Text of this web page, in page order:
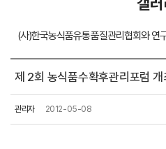
(사)한국농식품유통품질관리협회와 연
제 2회 농식품수확후관리포럼 개
관리자 2012-05-08